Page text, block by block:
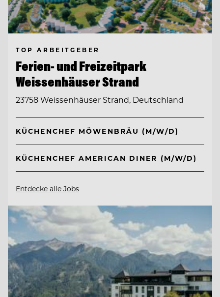
TOP ARBEITGEBER
Ferien- und Freizeitpark
Weissenhäuser Strand
23758 Weissenhäuser Strand, Deutschland
KÜCHENCHEF MÖWENBRÄU (M/W/D)
KÜCHENCHEF AMERICAN DINER (M/W/D)
Entdecke alle Jobs